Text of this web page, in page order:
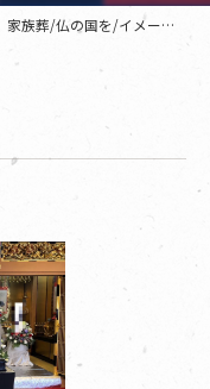
家族葬/仏の国を/イメージで